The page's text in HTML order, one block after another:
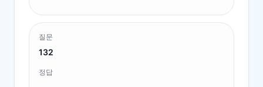
질문
132
정답